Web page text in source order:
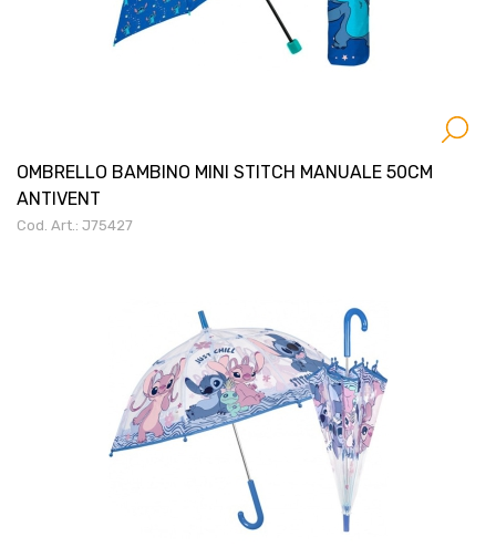
OMBRELLO BAMBINO MINI STITCH MANUALE 50CM
ANTIVENT
Cod. Art.: J75427